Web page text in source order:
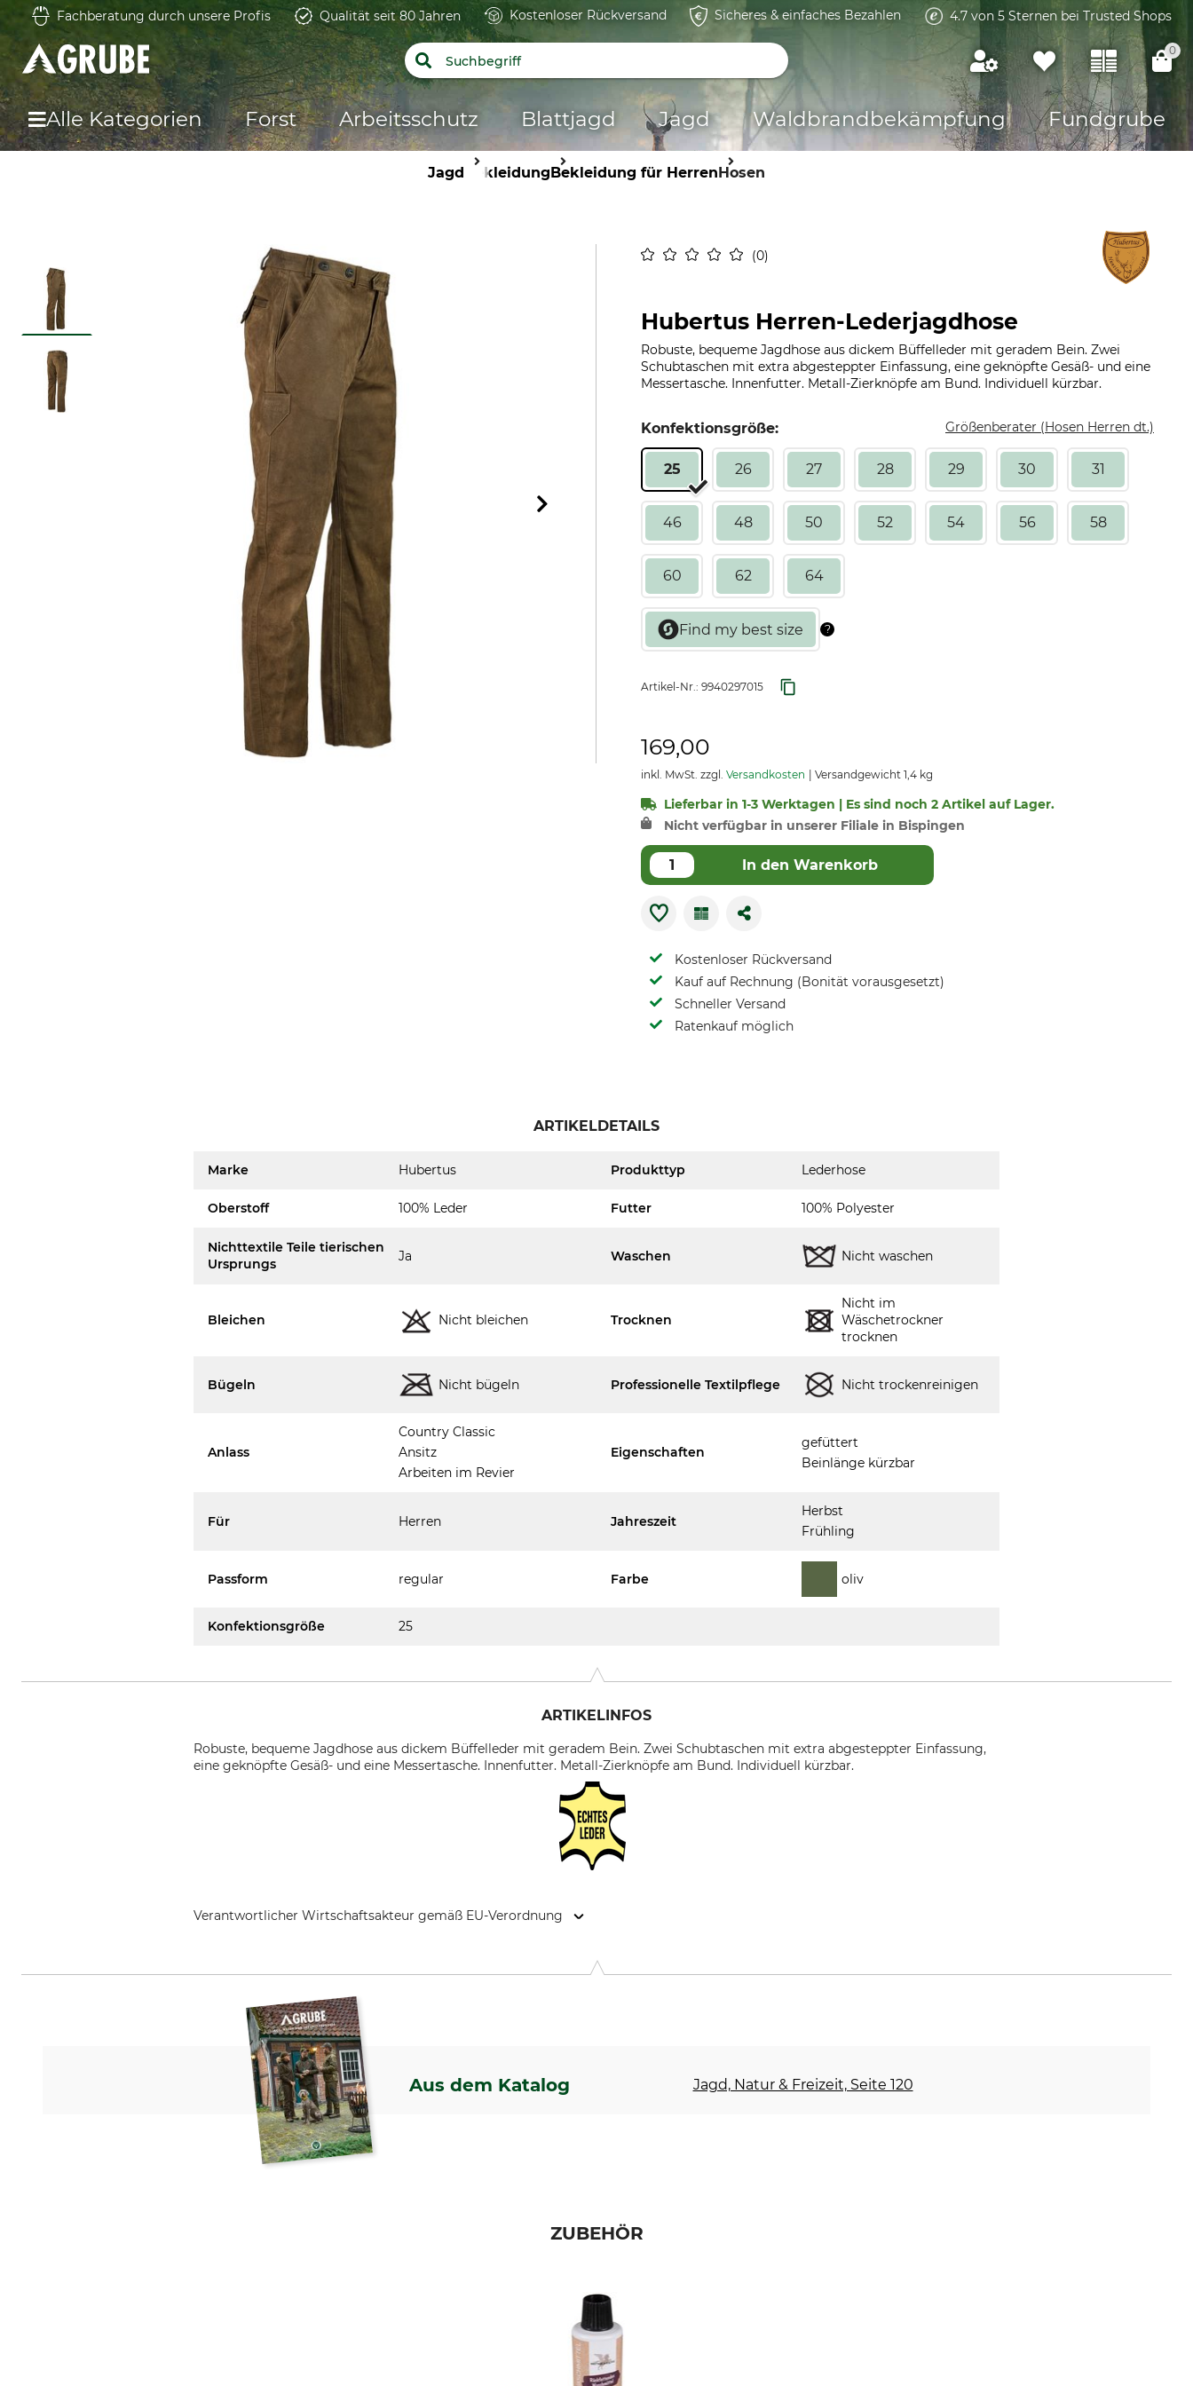
Fachberatung durch unsere Profis Qualität seit 80 Jahren Kostenloser Rückversand Sicheres & einfaches Bezahlen 4.7 von 5 Sternen bei Trusted Shops
0
Alle Kategorien Forst Arbeitsschutz Blattjagd Jagd Waldbrandbekämpfung Fundgrube
Jagd BekleidungBekleidung für HerrenHosen
0
Hubertus Herren-Lederjagdhose
Robuste, bequeme Jagdhose aus dickem Büffelleder mit geradem Bein. Zwei
Schubtaschen mit extra abgesteppter Einfassung, eine geknöpfte Gesäß- und eine
Messertasche. Innenfutter. Metall-Zierknöpfe am Bund. Individuell kürzbar.
Konfektionsgröße: Größenberater (Hosen Herren dt.)
25 26 27 28 29 30 31
46 48 50 52 54 56 58
60 62 64
Artikel-Nr.: 9940297015
169,00
inkl. MwSt. zzgl. Versandkosten Versandgewicht 1,4 kg
Lieferbar in 1-3 Werktagen | Es sind noch 2 Artikel auf Lager.
Nicht verfügbar in unserer Filiale in Bispingen
In den Warenkorb
Kostenloser Rückversand
Kauf auf Rechnung (Bonität vorausgesetzt)
Schneller Versand
Ratenkauf möglich
ARTIKELDETAILS
Marke Hubertus Produkttyp Lederhose
Oberstoff 100% Leder Futter 100% Polyester
Nichttextile Teile tierischen
Ursprungs
Ja Waschen Nicht waschen
Bleichen Nicht bleichen Trocknen
Nicht im
Wäschetrockner
trocknen
Bügeln Nicht bügeln Professionelle Textilpflege Nicht trockenreinigen
Anlass
Country Classic
Ansitz
Arbeiten im Revier
Eigenschaften
gefüttert
Beinlänge kürzbar
Für Herren Jahreszeit
Herbst
Frühling
Passform regular Farbe oliv
Konfektionsgröße 25
ARTIKELINFOS
Robuste, bequeme Jagdhose aus dickem Büffelleder mit geradem Bein. Zwei Schubtaschen mit extra abgesteppter Einfassung,
eine geknöpfte Gesäß- und eine Messertasche. Innenfutter. Metall-Zierknöpfe am Bund. Individuell kürzbar.
Verantwortlicher Wirtschaftsakteur gemäß EU-Verordnung
Aus dem Katalog Jagd, Natur & Freizeit, Seite 120
ZUBEHÖR